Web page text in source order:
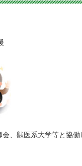
、獣医系大学等と協